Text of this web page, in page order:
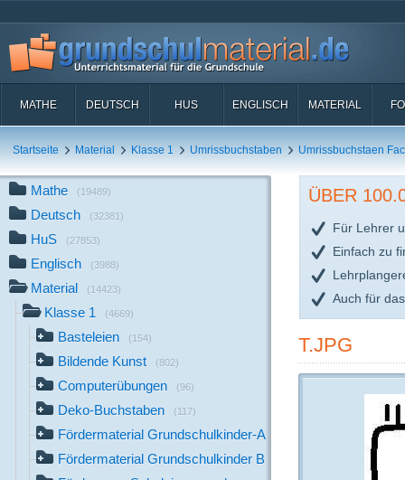
MATHE DEUTSCH HUS ENGLISCH MATERIAL
Startseite Material Klasse 1 Umrissbuchstaben Umrissbuchstaen
Mathe (19489)
Deutsch (32381)
HuS (27853)
Englisch (3988)
Material (14423)
Klasse 1 (4669)
Basteleien (154)
Bildende Kunst (802)
Computerübungen (96)
Deko-Buchstaben (117)
Fördermaterial Grundschulkinder-A
Fördermaterial Grundschulkinder B
ÜBER
Für Lehrer
Einfach zu
Auch für
T.JPG